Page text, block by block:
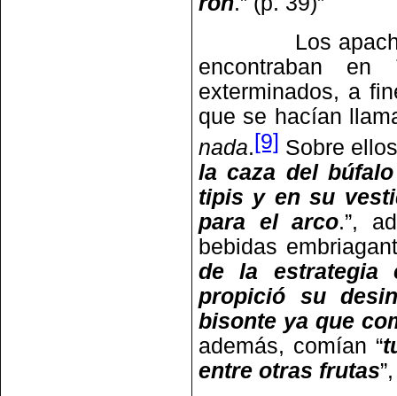
Los apaches
encontraban
exterminados, a
que se hacían
nada. [9] Sobre
la caza del
tipis y en su
para el arco.”,
bebidas
de la estrategia
propició su
bisonte ya que
además, comían “
entre otras frutas